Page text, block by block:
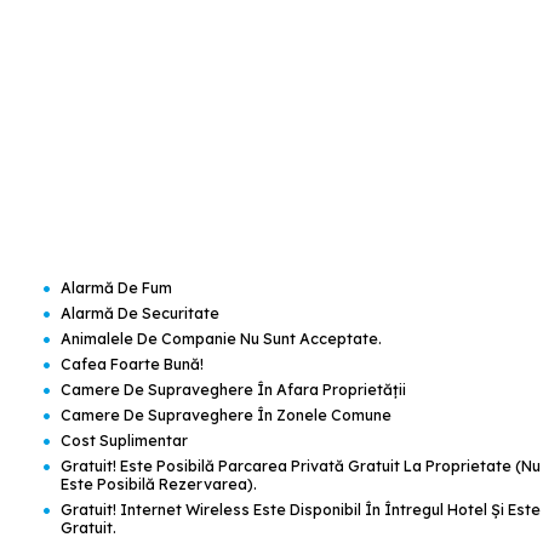
• Alarmă De Fum
• Alarmă De Securitate
• Animalele De Companie Nu Sunt Acceptate.
• Cafea Foarte Bună!
• Camere De Supraveghere În Afara Proprietății
• Camere De Supraveghere În Zonele Comune
• Cost Suplimentar
• Gratuit! Este Posibilă Parcarea Privată Gratuit La Proprietate (nu
Este Posibilă Rezervarea).
• Gratuit! Internet Wireless Este Disponibil În Întregul Hotel Şi Este
Gratuit.